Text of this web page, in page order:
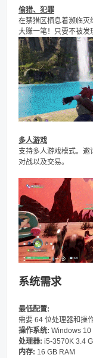
偷猎、犯罪
在禁猎区栖息着濒临灭
大赚一笔！只要不被发
多人游戏
支持多人游戏模式。
对战以及交易。
系统需求
最低配置:
需要 64 位处理器和操
操作系统: Windows 10
处理器: i5-3570K 3.4
内存: 16 GB RAM